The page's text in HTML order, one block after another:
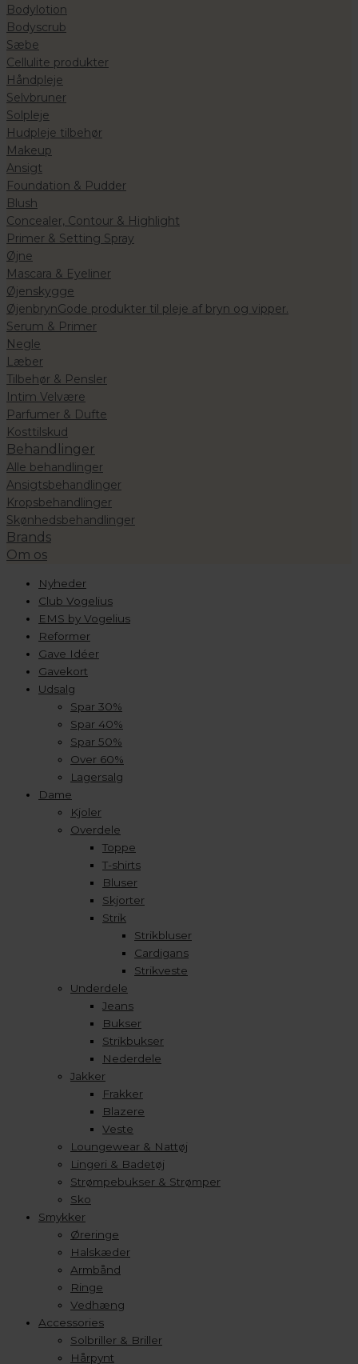
Bodylotion
Bodyscrub
Sæbe
Cellulite produkter
Håndpleje
Selvbruner
Solpleje
Hudpleje tilbehør
Makeup
Ansigt
Foundation & Pudder
Blush
Concealer, Contour & Highlight
Primer & Setting Spray
Øjne
Mascara & Eyeliner
Øjenskygge
ØjenbrynGode produkter til pleje af bryn og vipper.
Serum & Primer
Negle
Læber
Tilbehør & Pensler
Intim Velvære
Parfumer & Dufte
Kosttilskud
Behandlinger
Alle behandlinger
Ansigtsbehandlinger
Kropsbehandlinger
Skønhedsbehandlinger
Brands
Om os
Nyheder
Club Vogelius
EMS by Vogelius
Reformer
Gave Idéer
Gavekort
Udsalg
Spar 30%
Spar 40%
Spar 50%
Over 60%
Lagersalg
Dame
Kjoler
Overdele
Toppe
T-shirts
Bluser
Skjorter
Strik
Strikbluser
Cardigans
Strikveste
Underdele
Jeans
Bukser
Strikbukser
Nederdele
Jakker
Frakker
Blazere
Veste
Loungewear & Nattøj
Lingeri & Badetøj
Strømpebukser & Strømper
Sko
Smykker
Øreringe
Halskæder
Armbånd
Ringe
Vedhæng
Accessories
Solbriller & Briller
Hårpynt